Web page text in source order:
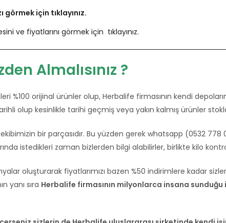
görmek için tıklayınız.
ve fiyatlarını görmek için tıklayınız.
Almalısınız ?
%100 orijinal ürünler olup, Herbalife firmasının kendi
olup kesinlikle tarihi geçmiş veya yakın kalmış ürünler
bir parçasıdır. Bu yüzden gerek whatsapp (0532
istedikleri zaman bizlerden bilgi alabilirler, birlikte kilo
oluşturarak fiyatlarımızı bazen %50 indirimlere kadar
yanı sıra Herbalife firmasının milyonlarca insana